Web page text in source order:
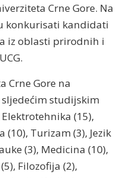
Crne Gore. Na
konkurisati kandidati
iz oblasti prirodnih i
Crne Gore na
studijskim
(15),
(10), Turizam (3), Jezik
(3), Medicina (10),
Filozofija (2),